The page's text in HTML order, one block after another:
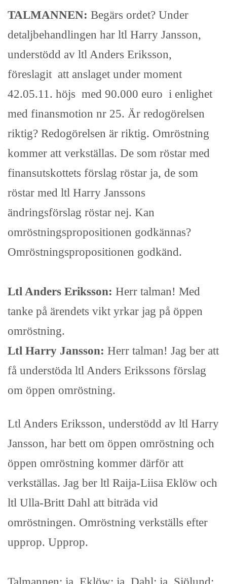
TALMANNEN: Begärs ordet? Under
detaljbehandlingen har ltl Harry Jansson,
understödd av ltl Anders Eriksson,
föreslagit att anslaget under moment
42.05.11. höjs med 90.000 euro i enlighet
med finansmotion nr 25. Är redogörelsen
riktig? Redogörelsen är riktig. Omröstning
kommer att verkställas. De som röstar med
finansutskottets förslag röstar ja, de som
röstar med ltl Harry Janssons
ändringsförslag röstar nej. Kan
omröstningspropositionen godkännas?
Omröstningspropositionen godkänd.
Ltl Anders Eriksson: Herr talman! Med
tanke på ärendets vikt yrkar jag på öppen
omröstning.
Ltl Harry Jansson: Herr talman! Jag ber att
få understöda ltl Anders Erikssons förslag
om öppen omröstning.
Ltl Anders Eriksson, understödd av ltl Harry
Jansson, har bett om öppen omröstning och
öppen omröstning kommer därför att
verkställas. Jag ber ltl Raija-Liisa Eklöw och
ltl Ulla-Britt Dahl att biträda vid
omröstningen. Omröstning verkställs efter
upprop. Upprop.